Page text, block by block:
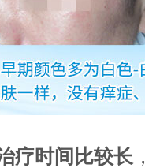
疗时间比较长